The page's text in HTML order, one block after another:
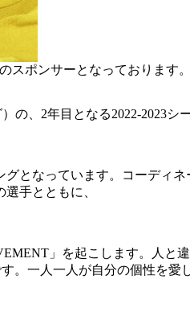
スポンサーとなっております。
、2年目となる2022‐2023シ
となっています。コーディ
手とともに、
」を起こします。人と
。一人一人が自分の個性を愛